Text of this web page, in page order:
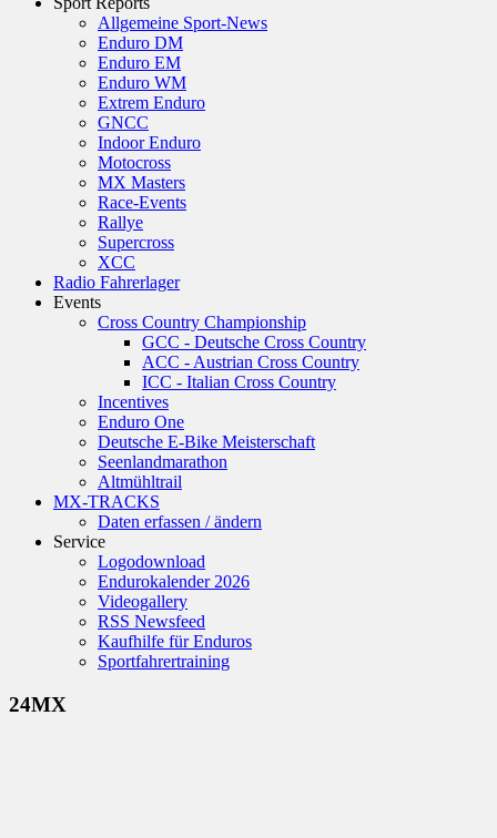
Allgemeine Sport-News
Enduro DM
Enduro EM
Enduro WM
Extrem Enduro
GNCC
Indoor Enduro
Motocross
MX Masters
Race-Events
Rallye
Supercross
XCC
Radio Fahrerlager
Events
Cross Country Championship
GCC - Deutsche Cross Country
ACC - Austrian Cross Country
ICC - Italian Cross Country
Incentives
Enduro One
Deutsche E-Bike Meisterschaft
Seenlandmarathon
Altmühltrail
MX-TRACKS
Daten erfassen / ändern
Service
Logodownload
Endurokalender 2026
Videogallery
RSS Newsfeed
Kaufhilfe für Enduros
Sportfahrertraining
24MX